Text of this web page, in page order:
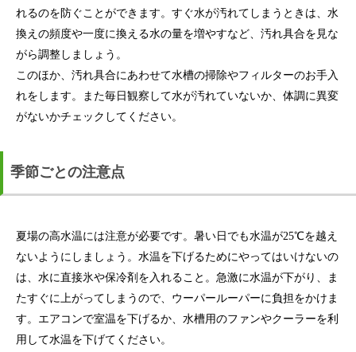
れるのを防ぐことができます。すぐ水が汚れてしまうときは、水
換えの頻度や一度に換える水の量を増やすなど、汚れ具合を見な
がら調整しましょう。
このほか、汚れ具合にあわせて水槽の掃除やフィルターのお手入
れをします。また毎日観察して水が汚れていないか、体調に異変
がないかチェックしてください。
季節ごとの注意点
夏場の高水温には注意が必要です。暑い日でも水温が25℃を越え
ないようにしましょう。水温を下げるためにやってはいけないの
は、水に直接氷や保冷剤を入れること。急激に水温が下がり、ま
たすぐに上がってしまうので、ウーパールーパーに負担をかけま
す。エアコンで室温を下げるか、水槽用のファンやクーラーを利
用して水温を下げてください。